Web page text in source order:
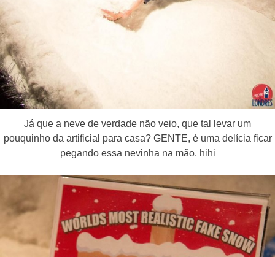
Já que a neve de verdade não veio, que tal levar um
pouquinho da artificial para casa? GENTE, é uma delícia ficar
pegando essa nevinha na mão. hihi